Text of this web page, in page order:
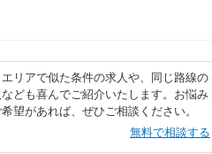
エリアで似た条件の求人や、同じ路線の
ども喜んでご紹介いたします。お悩み
望があれば、ぜひご相談ください。
無料で相談する